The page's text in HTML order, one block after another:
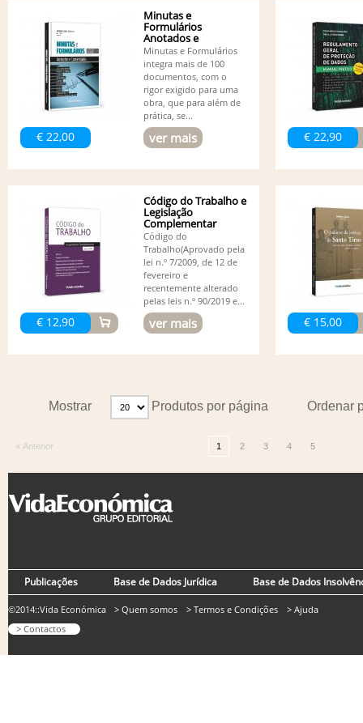
€ 22,00
Minutas e
Formulários
Anotados e
Comentados - 5ª
edição
Minutas e Formulários
integra mais de 100
documentos, com o
rigor exigido para uma
obra, que para além de
prática, se...
ver mais € 22,90
€ 12,90
Código do Trabalho e
Legislação
Complementar
Código do
Trabalho(Aprovado pela
lei n.º 7/2009, de 12 de
fevereiro e
recentemente alterado
pelas leis n.º 90/2019 e...
ver mais € 15,00
Ordenar
Mostrar Produtos por página
« Anterior 1 2 3 4 5
Publicações Base de Dados Jurídica Base de Dados
©2014::Vida Económica
> Contactos
> Quem somos > Termos e Condições > Ajuda